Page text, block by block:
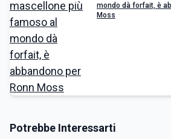
mondo dà forfait, è
Moss
Potrebbe Interessarti